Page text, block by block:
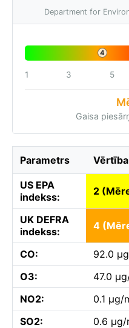
Department for
4
1 3 5
Gaisa
Parametrs Vērtība
US EPA
indekss:
2
UK DEFRA
indekss:
4
CO:
92.0
O3:
47.0
NO2:
0.1 µg/
SO2:
0.6 µg/